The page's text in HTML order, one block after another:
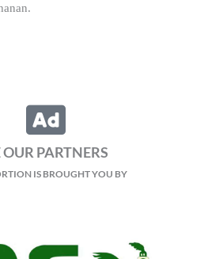
OUR PARTNERS
IS BROUGHT YOU BY